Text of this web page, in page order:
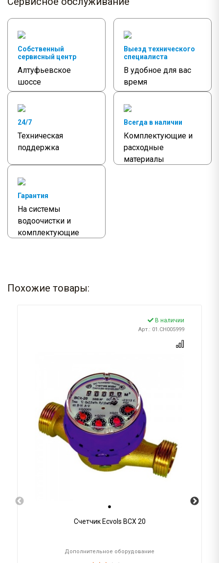
Собственный
сервисный центр
Алтуфьевское
шоссе
Выезд технического
специалиста
В удобное для вас
время
24/7
Техническая
поддержка
Всегда в наличии
Комплектующие и
расходные
материалы
Гарантия
На системы
водоочистки и
комплектующие
Похожие товары:
В наличии
Арт.: 01.CH005999
Счетчик Ecvols ВСХ 20
Дополнительное оборудование